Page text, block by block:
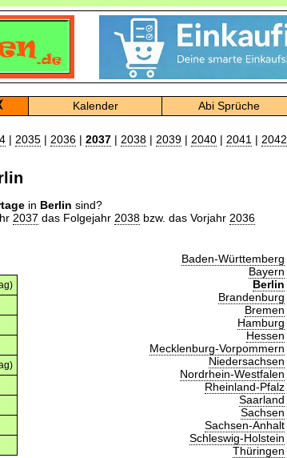
Kalender Abi Sprüche
| 2035 | 2036 | 2037 | 2038 | 2039 | 2040 | 2041 | 2042
in Berlin sind?
2037 das Folgejahr 2038 bzw. das Vorjahr 2036
Baden-Württemberg
Bayern
Berlin
Brandenburg
Bremen
Hamburg
Hessen
Mecklenburg-Vorpommern
Niedersachsen
Nordrhein-Westfalen
Rheinland-Pfalz
Saarland
Sachsen
Sachsen-Anhalt
Schleswig-Holstein
Thüringen